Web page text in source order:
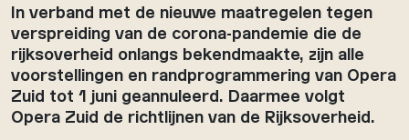
In verband met de nieuwe maatregelen tegen
verspreiding van de corona-pandemie die de
rijksoverheid onlangs bekendmaakte, zijn alle
voorstellingen en randprogrammering van Opera
Zuid tot 1 juni geannuleerd. Daarmee volgt
Opera Zuid de richtlijnen van de Rijksoverheid.